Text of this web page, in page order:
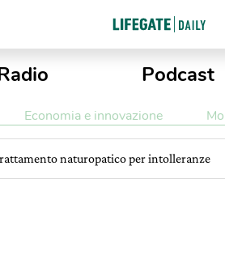
Podcast
Economia e innovazione
naturopatico per intolleranze